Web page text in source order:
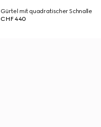
Gürtel mit quadratischer Schnalle
CHF 440